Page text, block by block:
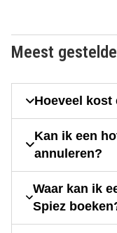
Meest
Hoeveel kost
Kan ik een
annuleren?
Waar kan ik
Spiez